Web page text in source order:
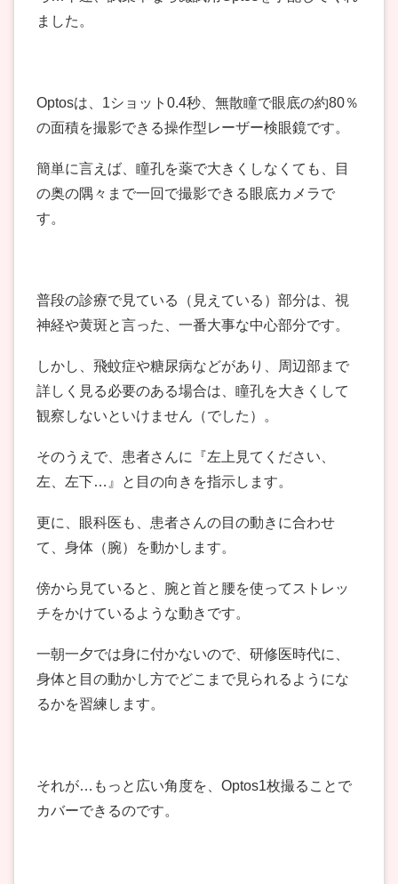
ました。
Optosは、1ショット0.4秒、無散瞳で眼底の約80％
の面積を撮影できる操作型レーザー検眼鏡です。
簡単に言えば、瞳孔を薬で大きくしなくても、目
の奥の隅々まで一回で撮影できる眼底カメラで
す。
普段の診療で見ている（見えている）部分は、視
神経や黄斑と言った、一番大事な中心部分です。
しかし、飛蚊症や糖尿病などがあり、周辺部まで
詳しく見る必要のある場合は、瞳孔を大きくして
観察しないといけません（でした）。
そのうえで、患者さんに『左上見てください、
左、左下…』と目の向きを指示します。
更に、眼科医も、患者さんの目の動きに合わせ
て、身体（腕）を動かします。
傍から見ていると、腕と首と腰を使ってストレッ
チをかけているような動きです。
一朝一夕では身に付かないので、研修医時代に、
身体と目の動かし方でどこまで見られるようにな
るかを習練します。
それが…もっと広い角度を、Optos1枚撮ることで
カバーできるのです。